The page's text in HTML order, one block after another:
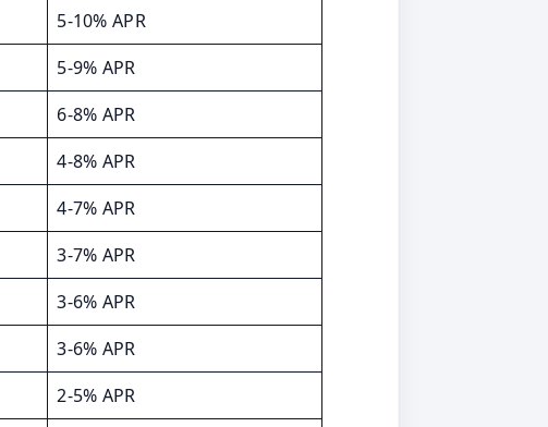
5-10% APR
5-9% APR
6-8% APR
4-8% APR
4-7% APR
3-7% APR
3-6% APR
3-6% APR
2-5% APR